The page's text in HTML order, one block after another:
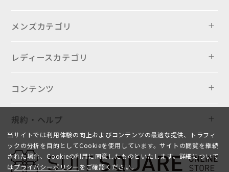
メンズカテゴリ
レディースカテゴリ
コンテンツ
規約・ヘルプ
当サイトでは利用体験の向上およびコンテンツの最適な提供、トラフィ
ックの分析を目的としてCookieを使用しています。サイトの閲覧を継続
された場合、Cookieの利用に同意したものといたします。詳細について
はプライバシーポリシーをご確認ください。